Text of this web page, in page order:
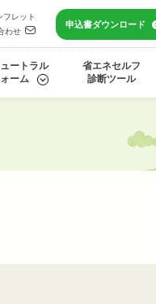
フレット
わせ
申込書ダウンロード
ートラル
ーム
省エネセルフ
診断ツール